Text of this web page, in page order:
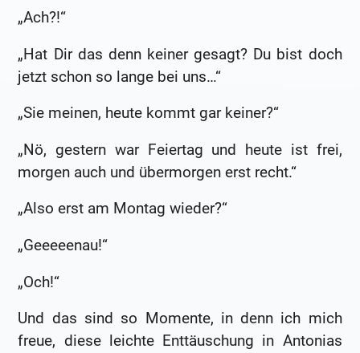
„Ach?!“
„Hat Dir das denn keiner gesagt? Du bist doch
jetzt schon so lange bei uns…“
„Sie meinen, heute kommt gar keiner?“
„Nö, gestern war Feiertag und heute ist frei,
morgen auch und übermorgen erst recht.“
„Also erst am Montag wieder?“
„Geeeeenau!“
„Och!“
Und das sind so Momente, in denn ich mich
freue, diese leichte Enttäuschung in Antonias